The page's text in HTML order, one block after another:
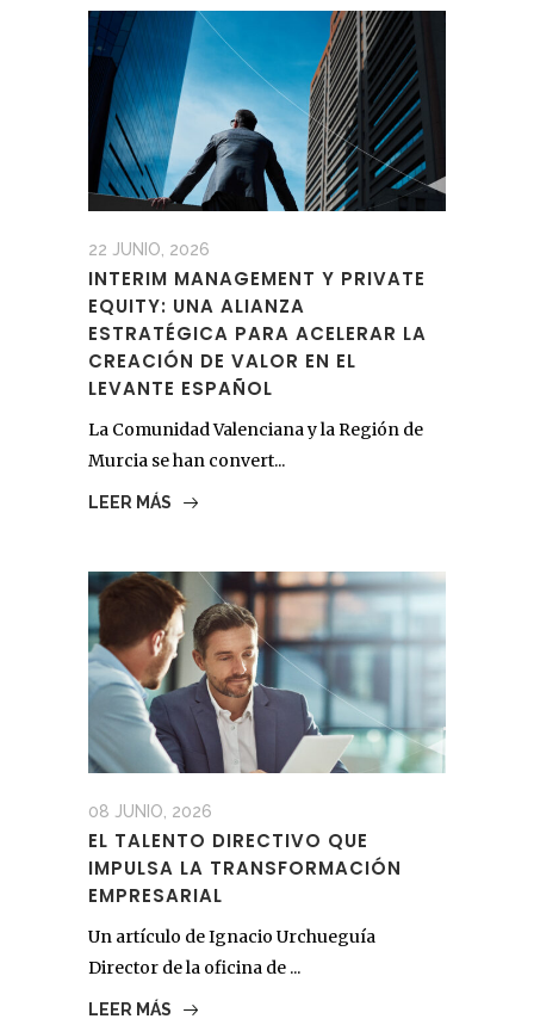
22 JUNIO, 2026
INTERIM MANAGEMENT Y PRIVATE
EQUITY: UNA ALIANZA
ESTRATÉGICA PARA ACELERAR LA
CREACIÓN DE VALOR EN EL
LEVANTE ESPAÑOL
La Comunidad Valenciana y la Región de
Murcia se han convert...
LEER MÁS
08 JUNIO, 2026
EL TALENTO DIRECTIVO QUE
IMPULSA LA TRANSFORMACIÓN
EMPRESARIAL
Un artículo de Ignacio Urchueguía
Director de la oficina de ...
LEER MÁS